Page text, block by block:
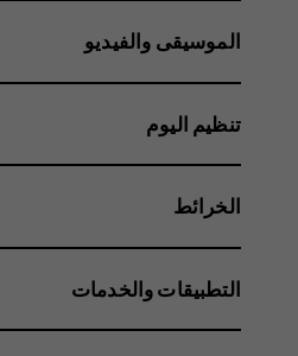
الموسيقى والفيديو
تنظيم اليوم
الخرائط
التطبيقات والخدمات